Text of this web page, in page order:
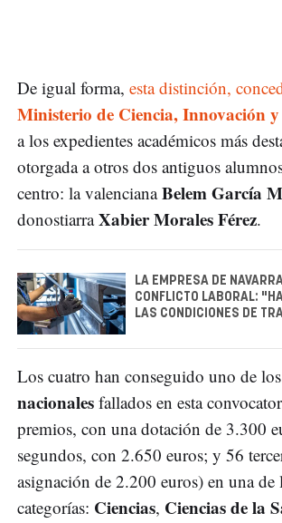
De igual forma, esta distinción,
Ministerio de Ciencia, Innovación
a los expedientes académicos más
otorgada a otros dos antiguos
centro: la valencianaBelem García
donostiarraXabier Morales Férez.
LA EMPRESA DE
CONFLICTO LABORAL:
LAS CONDICIONES DE
Los cuatro han conseguido uno de los
nacionales fallados en esta
premios, con una dotación de 3.300
segundos, con 2.650 euros; y 56
asignación de 2.200 euros) en una de
categorías: Ciencias, Ciencias de la